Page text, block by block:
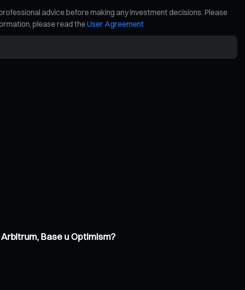
advice before making any investment decisions. Please
please read the User Agreement
Base u Optimism?